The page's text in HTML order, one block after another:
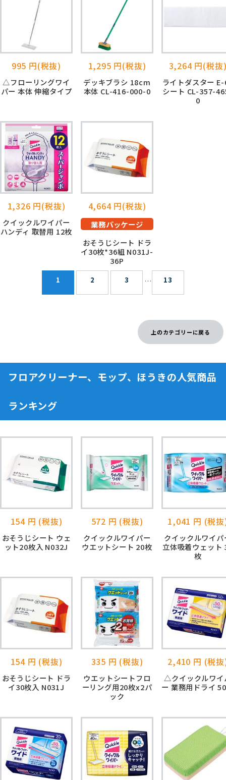
995 円(税抜)
△フローリングワイ
パー 本体 伸縮タイプ
1,295 円(税抜)
デッキブラシ 18cm
本体 CL-416-000-0
3,264 円(税抜
ライトダスター
シート CL-357-
0
1,326 円(税抜)
クイックルワイパー
ハンディ 取替用 12枚
4,664 円(税抜)
業務パッケージ
おそうじシート ドラ
イ30枚*36組 N031J-
36P
1 2 3 … 13
上のカテゴリーに戻る
フロアクリーナー、モップ、ほうきの人気商品
ランキング
154 円 (税抜)
おそうじシート ウェ
ット20枚入 N032J
572 円 (税抜)
クイックルワイパー
ウエットシート 20枚
1,041 円 (税
クイックルワイパ
立体吸着ウェット
枚
154 円 (税抜)
おそうじシート ドラ
イ30枚入 N031J
335 円 (税抜)
ウエットシートフロ
ーリング用20枚x2パ
ック
2,410 円 (税
△クイックルワイ
ー 業務用ドライ